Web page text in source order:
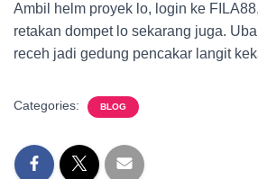
Ambil helm proyek lo, login ke
retakan dompet lo sekarang juga.
receh jadi gedung pencakar langit
Categories: BLOG